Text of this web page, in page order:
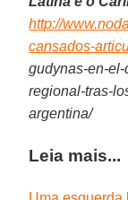
http://
cansados-
gudynas-en-
regional-tras-
argentina/
Leia mais...